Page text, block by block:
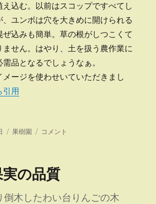
え込む。以前はスコップですべてし
、ユンボは穴を大きめに開けられる
ぜ込みも簡単。草の根がしつこくて
ません。はやり、土を扱う農作業に
品となるでしょうなぁ。
ージを使わせいていただきまし
引用
カ
ー
果樹園
苗
に
コメント
の品質
木したわい台りんごの木